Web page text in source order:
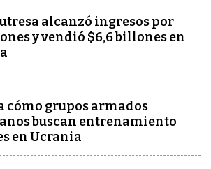
alcanzó ingresos por
y vendió $6,6 billones en
cómo grupos armados
buscan entrenamiento
en Ucrania